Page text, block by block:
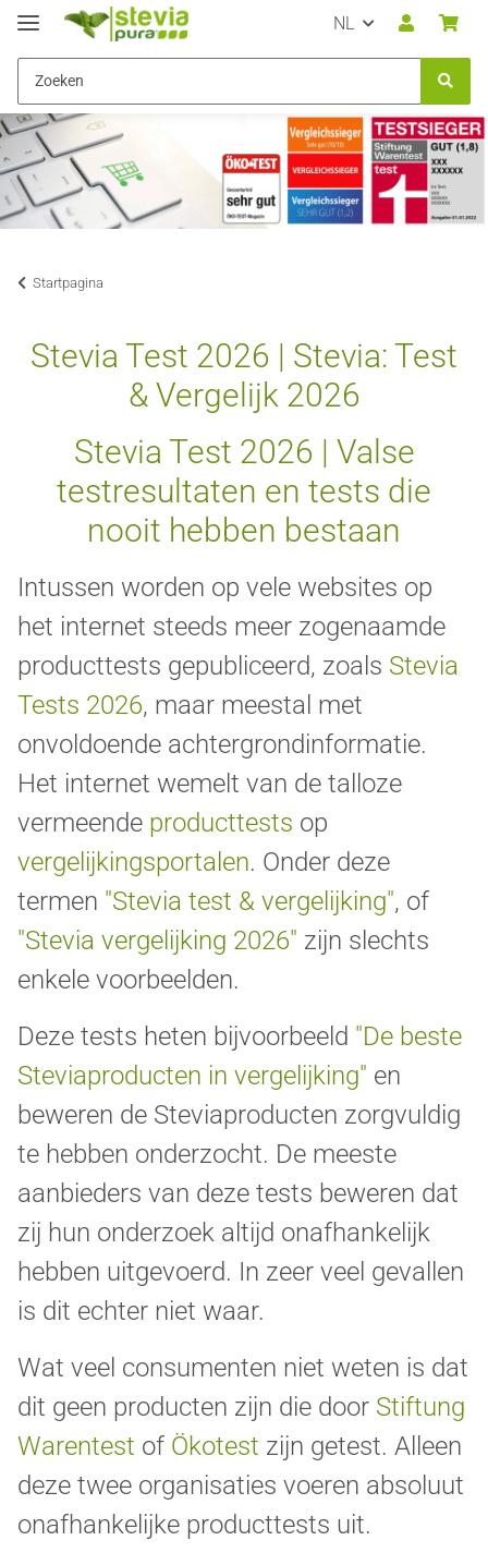
NL
Startpagina
Stevia Test 2026 | Stevia: Test
& Vergelijk 2026
Stevia Test 2026 | Valse
testresultaten en tests die
nooit hebben bestaan
Intussen worden op vele websites op
het internet steeds meer zogenaamde
producttests gepubliceerd, zoals Stevia
Tests 2026, maar meestal met
onvoldoende achtergrondinformatie.
Het internet wemelt van de talloze
vermeende producttests op
vergelijkingsportalen. Onder deze
termen "Stevia test & vergelijking", of
"Stevia vergelijking 2026" zijn slechts
enkele voorbeelden.
Deze tests heten bijvoorbeeld "De beste
Steviaproducten in vergelijking" en
beweren de Steviaproducten zorgvuldig
te hebben onderzocht. De meeste
aanbieders van deze tests beweren dat
zij hun onderzoek altijd onafhankelijk
hebben uitgevoerd. In zeer veel gevallen
is dit echter niet waar.
Wat veel consumenten niet weten is dat
dit geen producten zijn die door Stiftung
Warentest of Ökotest zijn getest. Alleen
deze twee organisaties voeren absoluut
onafhankelijke producttests uit.